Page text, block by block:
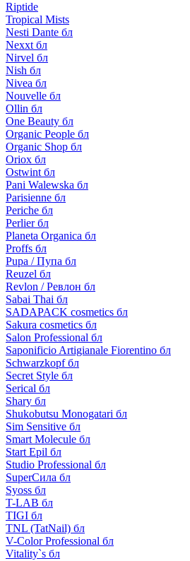
Riptide
Tropical Mists
Nesti Dante бл
Nexxt бл
Nirvel бл
Nish бл
Nivea бл
Nouvelle бл
Ollin бл
One Beauty бл
Organic People бл
Organic Shop бл
Oriox бл
Ostwint бл
Pani Walewska бл
Parisienne бл
Periche бл
Perlier бл
Planeta Organica бл
Proffs бл
Pupa / Пупа бл
Reuzel бл
Revlon / Ревлон бл
Sabai Thai бл
SADAPACK cosmetics бл
Sakura cosmetics бл
Salon Professional бл
Saponificio Artigianale Fiorentino бл
Schwarzkopf бл
Secret Style бл
Serical бл
Shary бл
Shukobutsu Monogatari бл
Sim Sensitive бл
Smart Molecule бл
Start Epil бл
Studio Professional бл
SuperСила бл
Syoss бл
T-LAB бл
TIGI бл
TNL (TatNail) бл
V-Color Professional бл
Vitality`s бл